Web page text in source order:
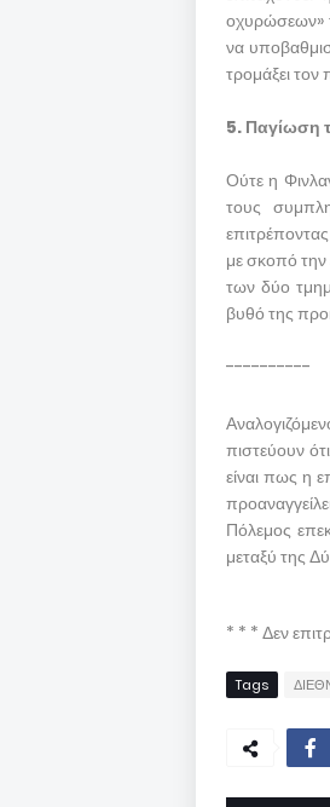
οχυρώσεων»
να
τρομάξει
5. Παγίωση
Ούτε η
τους
με σκοπό την
των δύο
βυθό της
----------
πιστεύουν
είναι πως η
Πόλεμος
μεταξύ της
* * * Δεν
Tags